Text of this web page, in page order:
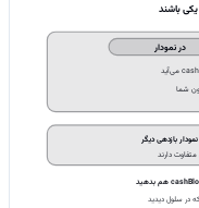
باشند
در نمودار
شما
بازدهی دیگر
دارند
در سلول دیدید